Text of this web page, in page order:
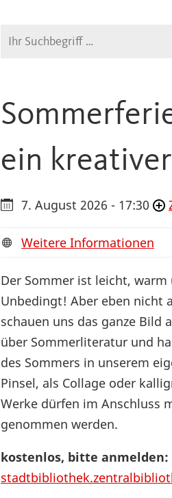
Suche
ein
7. August 2026 - 17:30
Weitere Informationen
Der Sommer ist leicht, warm
Unbedingt! Aber eben nicht
schauen uns das ganze Bild
über Sommerliteratur und
des Sommers in unserem
Pinsel, als Collage oder
Werke dürfen im Anschluss
genommen werden.
kostenlos, bitte anmelden: